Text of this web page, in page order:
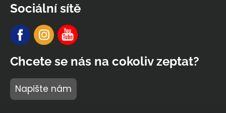
Sociální sítě
Chcete se nás na cokoliv zeptat?
Napište nám